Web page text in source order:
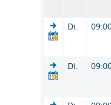
Di.
Di.